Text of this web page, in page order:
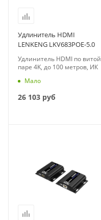
Удлинитель HDMI
LENKENG LKV683POE-5.0
Удлинитель HDMI по витой
паре 4K, до 100 метров, ИК
Мало
26 103 руб